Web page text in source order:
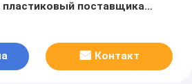
пластиковый поставщика
Контакт